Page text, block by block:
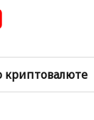
криптовалюте